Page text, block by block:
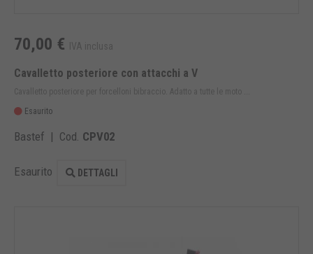
70,00 € IVA inclusa
Cavalletto posteriore con attacchi a V
Cavalletto posteriore per forcelloni bibraccio. Adatto a tutte le moto ...
Esaurito
Bastef | Cod. CPV02
Esaurito DETTAGLI